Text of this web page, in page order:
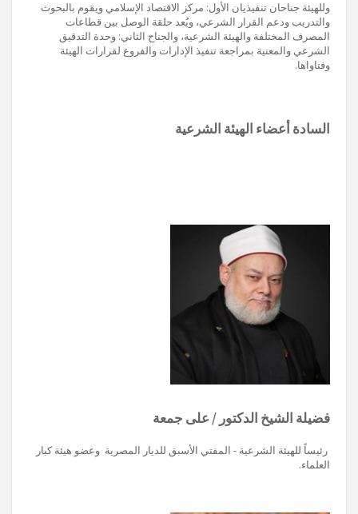
وللهيئة جناحان تنفيذيان الأول: مركز الاقتصاد الإسلامي ويقوم بالبحوث
والتدريب ودعم القرار الشرعي، ويُعد حلقة الوصل بين قطاعات
المصرف المختلفة والهيئة الشرعية، والجناح الثاني: وحدة التدقيق
الشرعي والمعنية بمراجعة تنفيذ الإدارات والفروع لقرارات الهيئة
وفتاواها.
السادة أعضاء الهيئة الشرعية
فضيلة الشيخ الدكتور / على جمعة
رئيساً للهيئة الشرعية - المفتي الأسبق للديار المصرية وعضو هيئة كبار
العلماء.